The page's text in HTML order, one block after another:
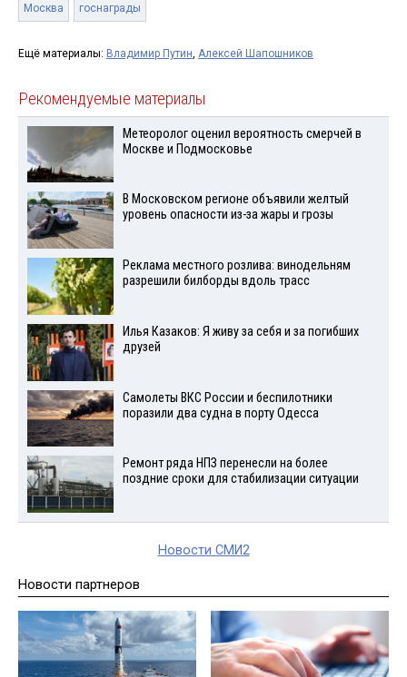
Москва госнаграды
Ещё материалы: Владимир Путин Алексей Шапошников
Рекомендуемые материалы
Метеоролог оценил вероятность смерчей в
Москве и Подмосковье
В Московском регионе объявили желтый
уровень опасности из-за жары и грозы
Реклама местного розлива: винодельням
разрешили билборды вдоль трасс
Илья Казаков: Я живу за себя и за погибших
друзей
Самолеты ВКС России и беспилотники
поразили два судна в порту Одесса
Ремонт ряда НПЗ перенесли на более
поздние сроки для стабилизации ситуации
Новости СМИ2
Новости партнеров